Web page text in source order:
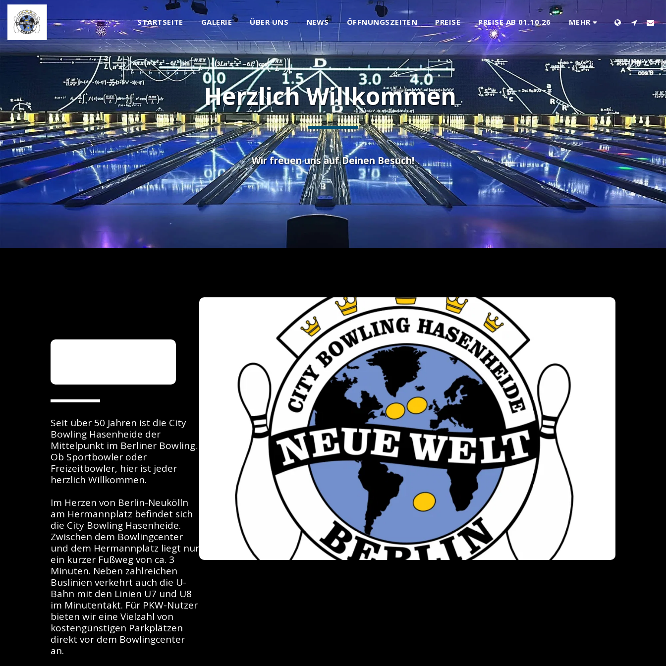
STARTSEITE GALERIE ÜBER UNS NEWS ÖFFNUNGSZEITEN PREISE PREISE AB 01.10.26 MEHR
Herzlich Willkommen
Wir freuen uns auf Deinen Besuch!
Seit über 50 Jahren ist die City
Bowling Hasenheide der
Mittelpunkt im Berliner Bowling.
Ob Sportbowler oder
Freizeitbowler, hier ist jeder
herzlich Willkommen.
Im Herzen von Berlin-Neukölln
am Hermannplatz befindet sich
die City Bowling Hasenheide.
Zwischen dem Bowlingcenter
und dem Hermannplatz liegt nur
ein kurzer Fußweg von ca. 3
Minuten. Neben zahlreichen
Buslinien verkehrt auch die U-
Bahn mit den Linien U7 und U8
im Minutentakt. Für PKW-Nutzer
bieten wir eine Vielzahl von
kostengünstigen Parkplätzen
direkt vor dem Bowlingcenter
an.